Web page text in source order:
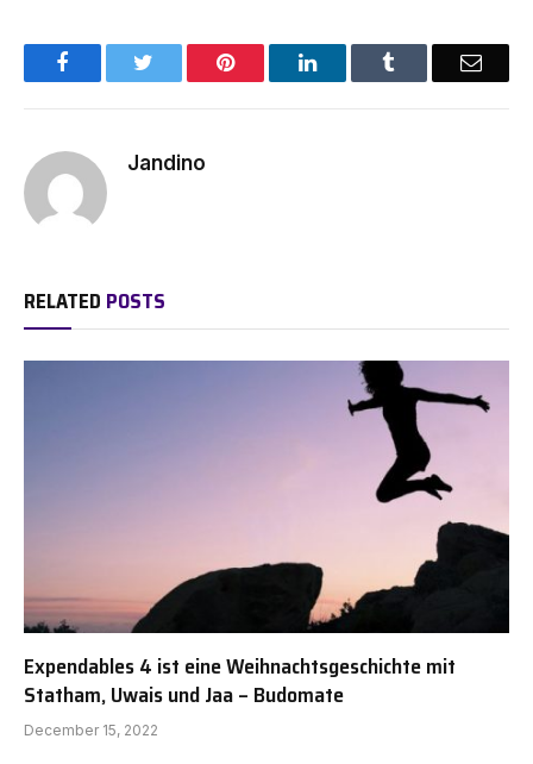
Facebook Pinterest LinkedIn Email
Jandino
RELATED POSTS
Expendables 4 ist eine Weihnachtsgeschichte mit
Statham, Uwais und Jaa – Budomate
December 15, 2022